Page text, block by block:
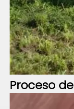
Proceso de